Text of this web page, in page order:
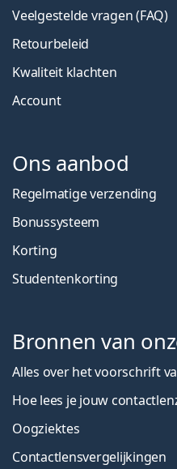
Veelgestelde vragen (FAQ)
Retourbeleid
Kwaliteit klachten
Account
Ons aanbod
Regelmatige verzending
Bonussysteem
Korting
Studentenkorting
Bronnen van
Alles over het voorschrift
Hoe lees je jouw
Oogziektes
Contactlensvergelijkingen